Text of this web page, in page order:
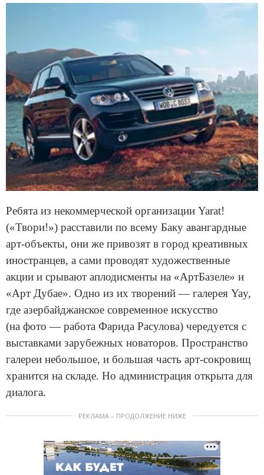
Ребята из некоммерческой организации Yarat!
(«Твори!») расставили по всему Баку авангардные
арт-объекты, они же привозят в город креативных
иностранцев, а сами проводят художественные
акции и срывают аплодисменты на «АртБазеле» и
«Арт Дубае». Одно из их творений — галерея Yay,
где азербайджанское современное искусство
(на фото — работа Фарида Расулова) чередуется с
выставками зарубежных новаторов. Пространство
галереи небольшое, и большая часть арт-сокровищ
хранится на складе. Но администрация открыта для
диалога.
РЕКЛАМА – ПРОДОЛЖЕНИЕ НИЖЕ